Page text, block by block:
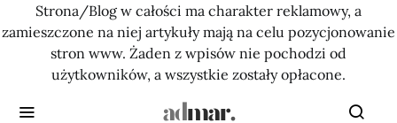
Strona/Blog w całości ma charakter reklamowy, a
zamieszczone na niej artykuły mają na celu pozycjonowanie
stron www. Żaden z wpisów nie pochodzi od
użytkowników, a wszystkie zostały opłacone.